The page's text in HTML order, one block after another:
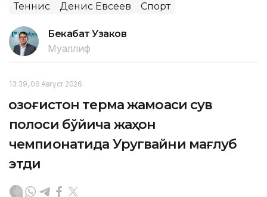
Теннис Денис Евсеев Спорт
Бекабат Узаков
Муаллиф
13:39, 06 Август 2026
Қозоғистон терма жамоаси сув
полоси бўйича жаҳон
чемпионатида Уругвайни мағлуб
этди